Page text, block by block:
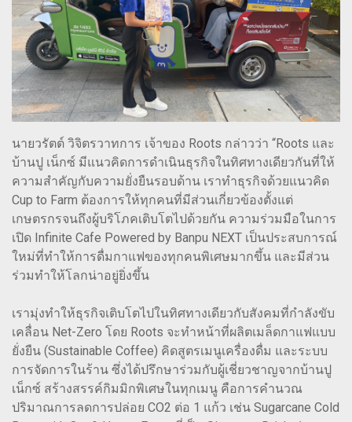
นายวรัตต์ วิจิตรวาทการ เจ้าของ Roots กล่าวว่า “Roots และ
บ้านปู เน็กซ์ มีแนวคิดการดำเนินธุรกิจในทิศทางเดียวกันที่ให้
ความสำคัญกับความยั่งยืนรอบด้าน เราทำธุรกิจด้วยแนวคิด
Cup to Farm ต้องการให้ทุกคนที่มีส่วนเกี่ยวข้องตั้งแต่
เกษตรกรจนถึงผู้บริโภคเติบโตไปด้วยกัน ความร่วมมือในการ
เปิด Infinite Cafe Powered by Banpu NEXT เป็นประสบการณ์
ใหม่ที่ทำให้การดื่มกาแฟของทุกคนพิเศษมากขึ้น และมีส่วน
ร่วมทำให้โลกน่าอยู่ยิ่งขึ้น
เรามุ่งทำให้ธุรกิจเติบโตไปในทิศทางเดียวกับสังคมที่กำลังขับ
เคลื่อน Net-Zero โดย Roots จะทำหน้าที่ผลิตเมล็ดกาแฟแบบ
ยั่งยืน (Sustainable Coffee) คิดสูตรเมนูเครื่องดื่ม และระบบ
การจัดการในร้าน ซึ่งได้ปรึกษาร่วมกับผู้เชี่ยวชาญจากบ้านปู
เน็กซ์ สร้างสรรค์กิมมิกพิเศษในทุกเมนู คือการคำนวณ
ปริมาณการลดการปล่อย CO2 ต่อ 1 แก้ว เช่น Sugarcane Cold